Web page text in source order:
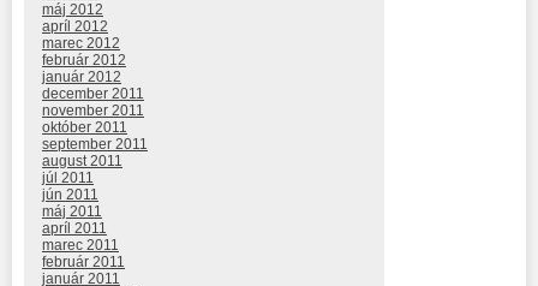
máj 2012
apríl 2012
marec 2012
február 2012
január 2012
december 2011
november 2011
október 2011
september 2011
august 2011
júl 2011
jún 2011
máj 2011
apríl 2011
marec 2011
február 2011
január 2011